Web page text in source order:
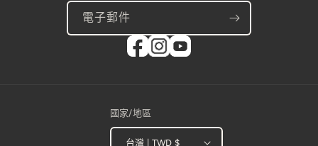
電子郵件
國家/地區
台灣 | TWD $